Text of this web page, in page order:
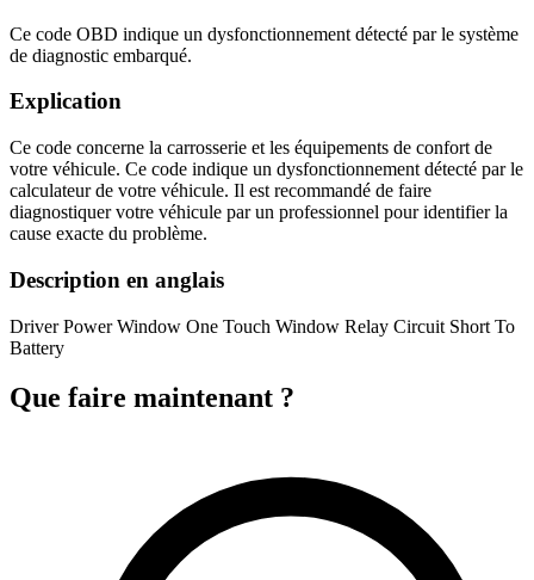
Ce code OBD indique un dysfonctionnement détecté par le système
de diagnostic embarqué.
Explication
Ce code concerne la carrosserie et les équipements de confort de
votre véhicule. Ce code indique un dysfonctionnement détecté par le
calculateur de votre véhicule. Il est recommandé de faire
diagnostiquer votre véhicule par un professionnel pour identifier la
cause exacte du problème.
Description en anglais
Driver Power Window One Touch Window Relay Circuit Short To
Battery
Que faire maintenant ?